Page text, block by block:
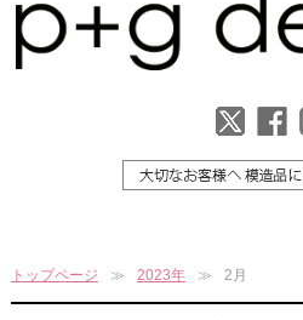
トップページ 2023年 2月